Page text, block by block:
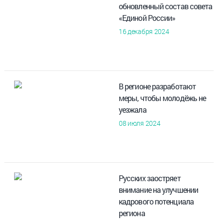
обновленный состав совета
«Единой России»
16 декабря 2024
В регионе разработают
меры, чтобы молодёжь не
уезжала
08 июля 2024
Русских заостряет
внимание на улучшении
кадрового потенциала
региона